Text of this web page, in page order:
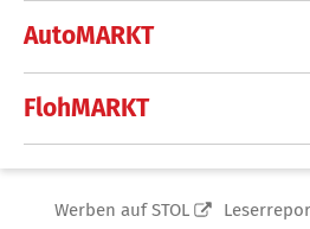
AutoMARKT
FlohMARKT
Werben auf STOL